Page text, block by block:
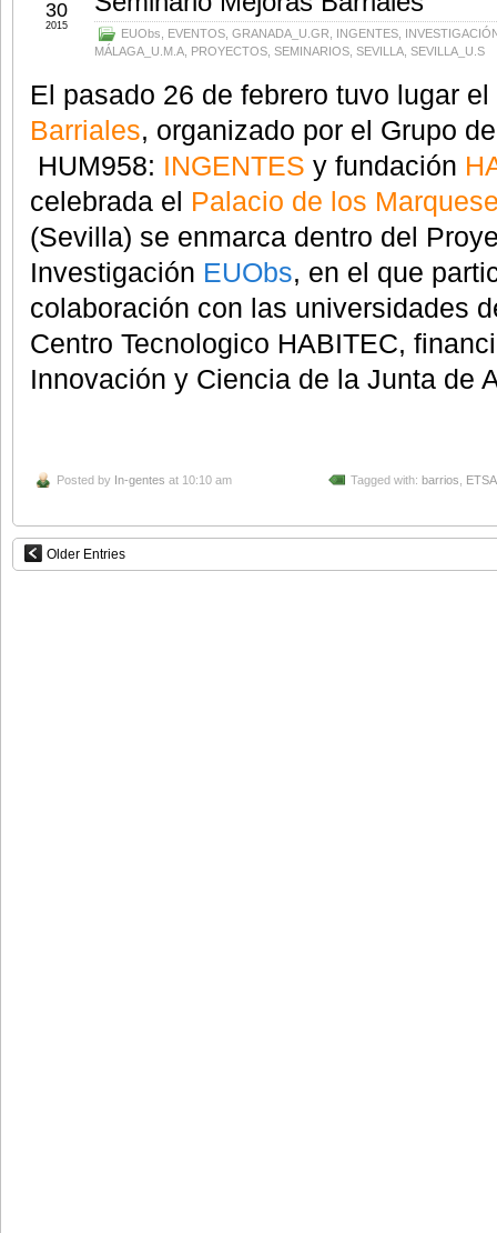
EUObs EVENTOS GRANADA_U.GR INGENTES
MÁLAGA_U.M.A PROYECTOS SEMINARIOS SEVILLA SEVILLA_U.S
30
2015
El pasado 26 de febrero tuvo lugar el
Barriales, organizado por el Grupo
HUM958: INGENTES y fundación
celebrada el Palacio de los
(Sevilla) se enmarca dentro del
Investigación EUObs, en el que
colaboración con las universidades
Centro Tecnologico HABITEC,
Innovación y Ciencia de la Junta de
Posted by In-gentes at 10:10 am Tagged with: barrios
Older Entries